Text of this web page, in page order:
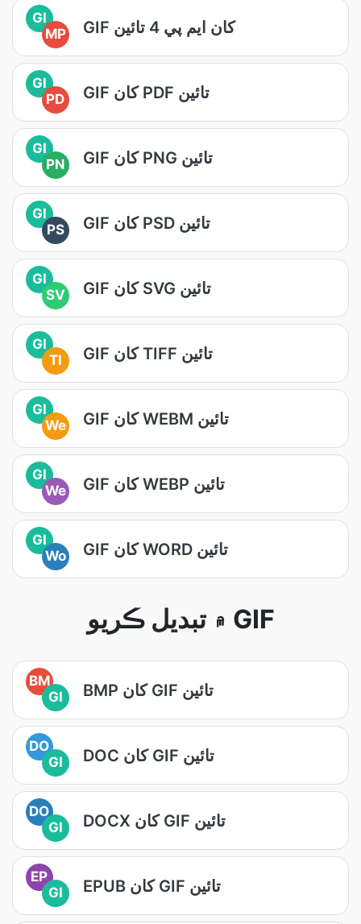
GI
MP
GIF کان ايم پي 4 تائين
GI
PD
GIF کان PDF تائين
GI
PN
GIF کان PNG تائين
GI
PS
GIF کان PSD تائين
GI
SV
GIF کان SVG تائين
GI
TI
GIF کان TIFF تائين
GI
We
GIF کان WEBM تائين
GI
We
GIF کان WEBP تائين
GI
Wo
GIF کان WORD تائين
۾ تبديل ڪريو GIF
BM
GI
BMP کان GIF تائين
DO
GI
DOC کان GIF تائين
DO
GI
DOCX کان GIF تائين
EP
GI
EPUB کان GIF تائين